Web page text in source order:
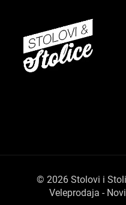
© 2026 Stolovi i
Veleprodaja -